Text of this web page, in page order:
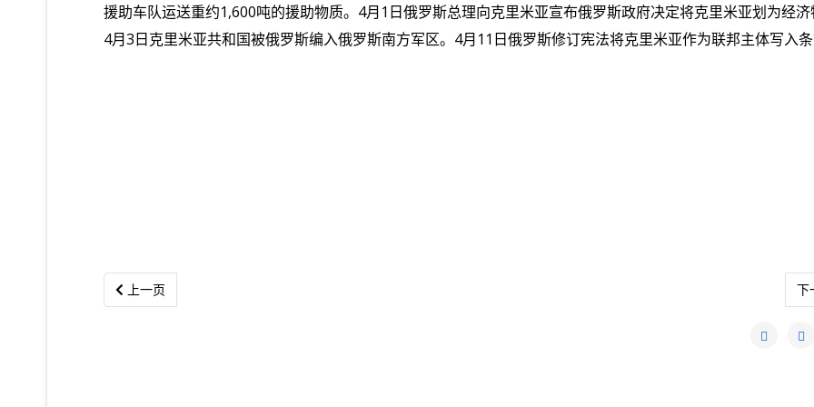
援助车队运送重约1,600吨的援助物质。 4月1 日俄罗斯总理向克里米亚宣布俄罗斯政府决定将克里米亚划为经济
4月3日克里米亚共和国被俄罗斯编入俄罗斯南方军区。 4月11 日俄罗斯修订宪法将克里米亚作为联邦主体写入条
上一篇文章: 全文丨2020年美国侵犯人权报告
上一页 下
下